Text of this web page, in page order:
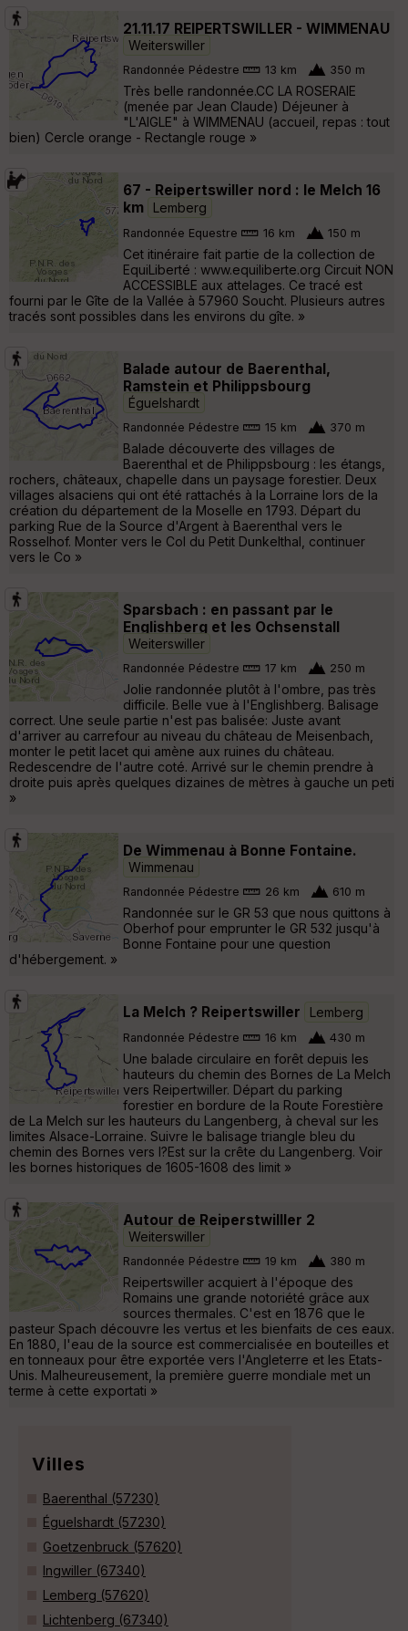
21.11.17 REIPERTSWILLER - WIMMENAU
Weiterswiller
Randonnée Pédestre 13 km 350 m
Très belle randonnée.CC LA ROSERAIE
(menée par Jean Claude) Déjeuner à
"L'AIGLE" à WIMMENAU (accueil, repas : tout
bien) Cercle orange - Rectangle rouge »
67 - Reipertswiller nord : le Melch 16
km
Lemberg
Randonnée Equestre 16 km 150 m
Cet itinéraire fait partie de la collection de
EquiLiberté : www.equiliberte.org Circuit NON
ACCESSIBLE aux attelages. Ce tracé est
fourni par le Gîte de la Vallée à 57960 Soucht. Plusieurs autres
tracés sont possibles dans les environs du gîte. »
Balade autour de Baerenthal,
Ramstein et Philippsbourg
Éguelshardt
Randonnée Pédestre 15 km 370 m
Balade découverte des villages de
Baerenthal et de Philippsbourg : les étangs,
rochers, châteaux, chapelle dans un paysage forestier. Deux
villages alsaciens qui ont été rattachés à la Lorraine lors de la
création du département de la Moselle en 1793. Départ du
parking Rue de la Source d'Argent à Baerenthal vers le
Rosselhof. Monter vers le Col du Petit Dunkelthal, continuer
vers le Co »
Sparsbach : en passant par le
Englishberg et les Ochsenstall
Weiterswiller
Randonnée Pédestre 17 km 250 m
Jolie randonnée plutôt à l'ombre, pas très
difficile. Belle vue à l'Englishberg. Balisage
correct. Une seule partie n'est pas balisée: Juste avant
d'arriver au carrefour au niveau du château de Meisenbach,
monter le petit lacet qui amène aux ruines du château.
Redescendre de l'autre coté. Arrivé sur le chemin prendre à
droite puis après quelques dizaines de mètres à gauche un peti
»
De Wimmenau à Bonne Fontaine.
Wimmenau
Randonnée Pédestre 26 km 610 m
Randonnée sur le GR 53 que nous quittons à
Oberhof pour emprunter le GR 532 jusqu'à
Bonne Fontaine pour une question
d'hébergement. »
La Melch ? Reipertswiller Lemberg
Randonnée Pédestre 16 km 430 m
Une balade circulaire en forêt depuis les
hauteurs du chemin des Bornes de La Melch
vers Reipertwiller. Départ du parking
forestier en bordure de la Route Forestière
de La Melch sur les hauteurs du Langenberg, à cheval sur les
limites Alsace-Lorraine. Suivre le balisage triangle bleu du
chemin des Bornes vers l?Est sur la crête du Langenberg. Voir
les bornes historiques de 1605-1608 des limit »
Autour de Reiperstwilller 2
Weiterswiller
Randonnée Pédestre 19 km 380 m
Reipertswiller acquiert à l'époque des
Romains une grande notoriété grâce aux
sources thermales. C'est en 1876 que le
pasteur Spach découvre les vertus et les bienfaits de ces eaux.
En 1880, l'eau de la source est commercialisée en bouteilles et
en tonneaux pour être exportée vers l'Angleterre et les Etats-
Unis. Malheureusement, la première guerre mondiale met un
terme à cette exportati »
Villes
Baerenthal (57230)
Éguelshardt (57230)
Goetzenbruck (57620)
Ingwiller (67340)
Lemberg (57620)
Lichtenberg (67340)